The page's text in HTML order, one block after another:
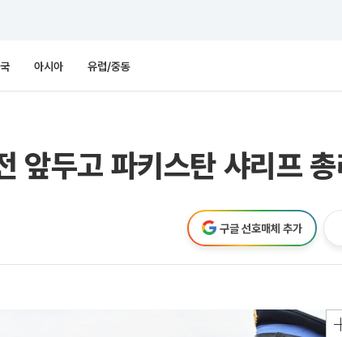
아시아 유럽/중동
앞두고 파키스탄 샤리프
구글 선호매체 추가